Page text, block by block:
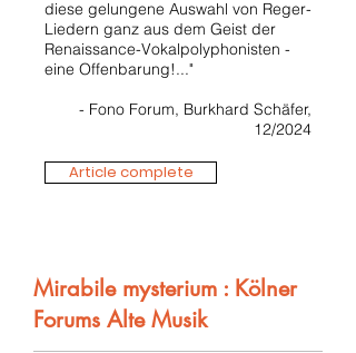
diese gelungene Auswahl von Reger-
Liedern ganz aus dem Geist der
Renaissance-Vokalpolyphonisten -
eine Offenbarung!..."
- Fono Forum, Burkhard Schäfer,
12/2024
Article complete
Mirabile mysterium : Kölner
Forums Alte Musik